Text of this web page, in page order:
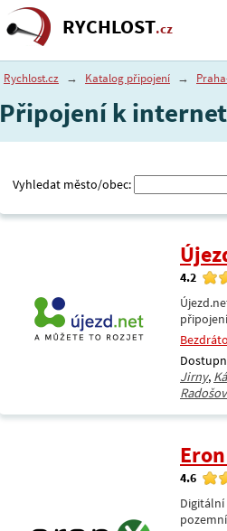
RYCHLOST.cz
Rychlost.cz → Katalog připojení →
Připojení k
Vyhledat město/obec:
4.2
Jirny,
4.6